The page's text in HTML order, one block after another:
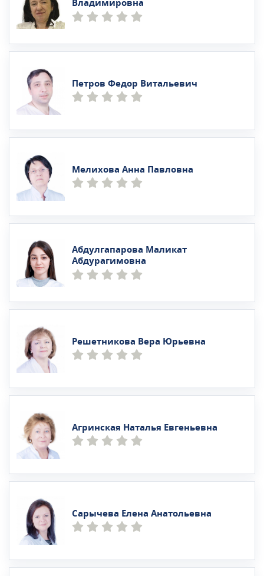
Владимировна
Петров Федор Витальевич
Мелихова Анна Павловна
Абдулгапарова Маликат
Абдурагимовна
Решетникова Вера Юрьевна
Агринская Наталья Евгеньевна
Сарычева Елена Анатольевна